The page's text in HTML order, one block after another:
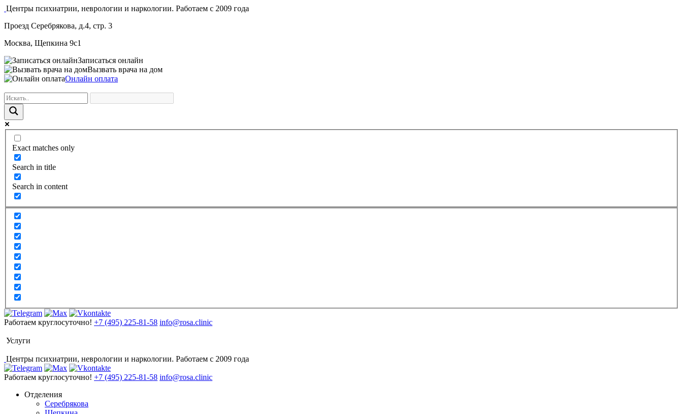
Центры психиатрии, неврологии и наркологии. Работаем с 2009 года
Проезд Серебрякова, д.4, стр. 3
Москва, Щепкина 9с1
Записаться онлайн
Вызвать врача на дом
Онлайн оплата
Exact matches only
Search in title
Search in content
Работаем круглосуточно! +7 (495) 225-81-58 info@rosa.clinic
Услуги
Центры психиатрии, неврологии и наркологии. Работаем с 2009 года
Работаем круглосуточно! +7 (495) 225-81-58 info@rosa.clinic
Отделения
Серебрякова